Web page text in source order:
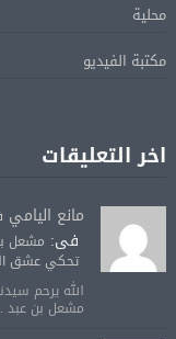
محلية
مكتبة الفيديو
اخر التعليقات
مانع اليامي
فى: مشعل
تحكي عشق
الله يرحم
مشعل بن عبد